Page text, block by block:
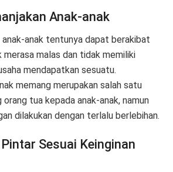
Anak-anak
anak-anak tentunya dapat berakibat
merasa malas dan tidak memiliki
mendapatkan sesuatu.
memang merupakan salah satu
tua kepada anak-anak, namun
dilakukan dengan terlalu berlebihan.
Sesuai Keinginan